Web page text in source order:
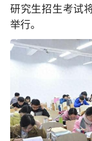
研究生招生考试
举行。